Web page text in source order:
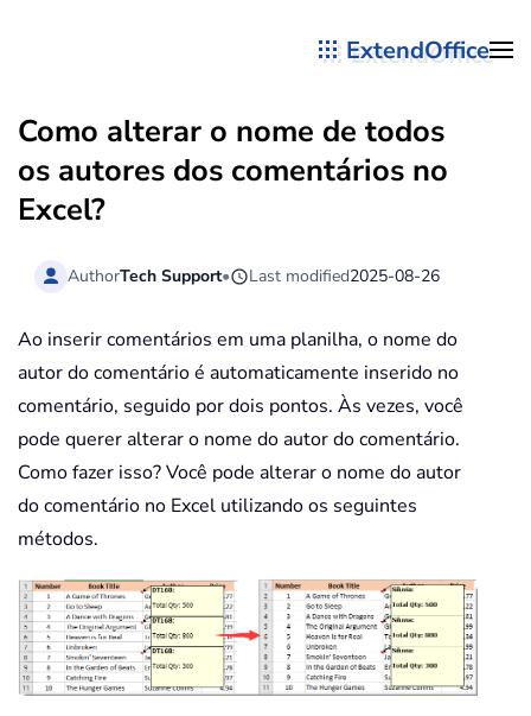
ExtendOffice
Como alterar o nome de todos
os autores dos comentários no
Excel?
AuthorTech Support• Last modified2025-08-26
Ao inserir comentários em uma planilha, o nome do
autor do comentário é automaticamente inserido no
comentário, seguido por dois pontos. Às vezes, você
pode querer alterar o nome do autor do comentário.
Como fazer isso? Você pode alterar o nome do autor
do comentário no Excel utilizando os seguintes
métodos.